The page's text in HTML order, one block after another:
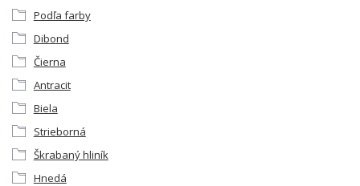
Podľa farby
Dibond
Čierna
Antracit
Biela
Strieborná
Škrabaný hliník
Hnedá